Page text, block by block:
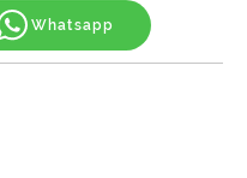
Whatsapp